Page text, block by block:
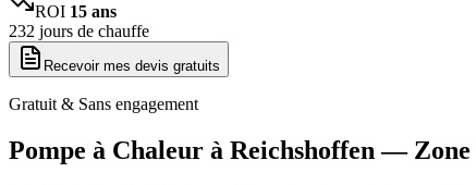
ROI 15 ans
232 jours de chauffe
Recevoir mes devis gratuits
Gratuit & Sans engagement
Pompe à Chaleur à Reichshoffen — Zone